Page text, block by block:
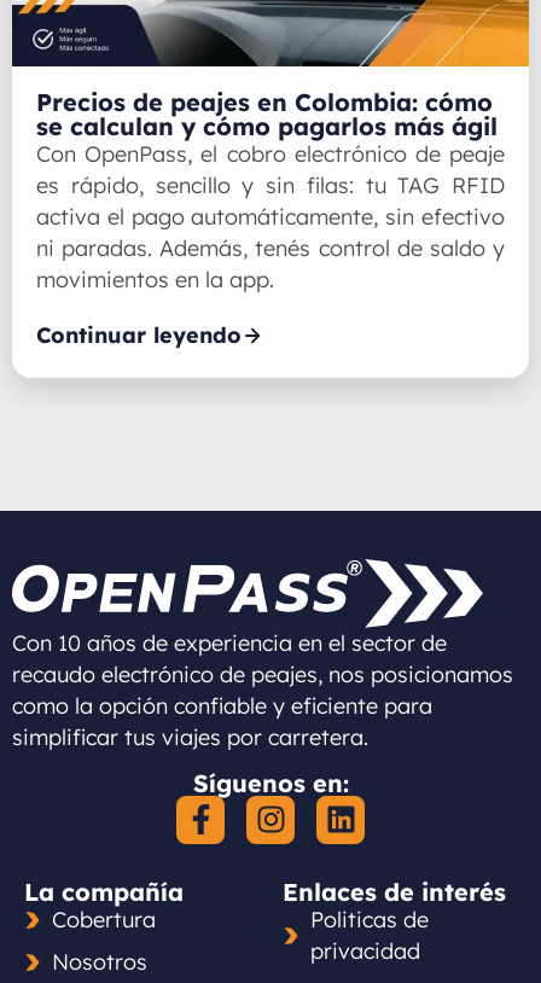
Precios de peajes en Colombia: cómo
se calculan y cómo pagarlos más ágil
Con OpenPass, el cobro electrónico de peaje
es rápido, sencillo y sin filas: tu TAG RFID
activa el pago automáticamente, sin efectivo
ni paradas. Además, tenés control de saldo y
movimientos en la app.
Continuar leyendo
Con 10 años de experiencia en el sector de
recaudo electrónico de peajes, nos posicionamos
como la opción confiable y eficiente para
simplificar tus viajes por carretera.
Síguenos en:
La compañía
Cobertura
Nosotros
Enlaces de interés
Politicas de
privacidad